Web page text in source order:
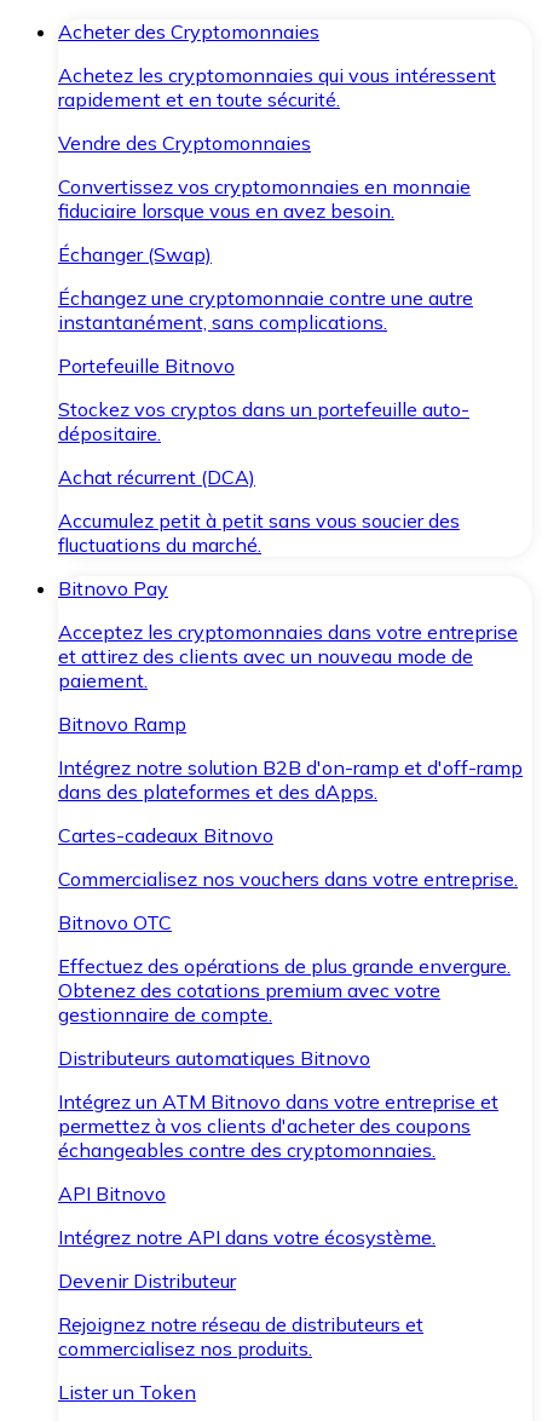
Acheter des Cryptomonnaies
Achetez les cryptomonnaies qui vous intéressent
rapidement et en toute sécurité.
Vendre des Cryptomonnaies
Convertissez vos cryptomonnaies en monnaie
fiduciaire lorsque vous en avez besoin.
Échanger (Swap)
Échangez une cryptomonnaie contre une autre
instantanément, sans complications.
Portefeuille Bitnovo
Stockez vos cryptos dans un portefeuille auto-
dépositaire.
Achat récurrent (DCA)
Accumulez petit à petit sans vous soucier des
fluctuations du marché.
Bitnovo Pay
Acceptez les cryptomonnaies dans votre entreprise
et attirez des clients avec un nouveau mode de
paiement.
Bitnovo Ramp
Intégrez notre solution B2B d'on-ramp et d'off-ramp
dans des plateformes et des dApps.
Cartes-cadeaux Bitnovo
Commercialisez nos vouchers dans votre entreprise.
Bitnovo OTC
Effectuez des opérations de plus grande envergure.
Obtenez des cotations premium avec votre
gestionnaire de compte.
Distributeurs automatiques Bitnovo
Intégrez un ATM Bitnovo dans votre entreprise et
permettez à vos clients d'acheter des coupons
échangeables contre des cryptomonnaies.
API Bitnovo
Intégrez notre API dans votre écosystème.
Devenir Distributeur
Rejoignez notre réseau de distributeurs et
commercialisez nos produits.
Lister un Token